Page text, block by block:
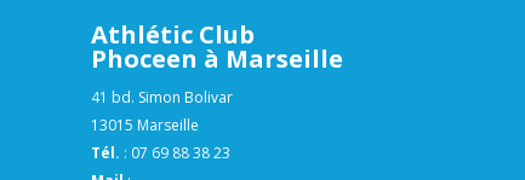
Athlétic Club
Phoceen à Marseille
41 bd. Simon Bolivar
13015 Marseille
Tél. : 07 69 88 38 23